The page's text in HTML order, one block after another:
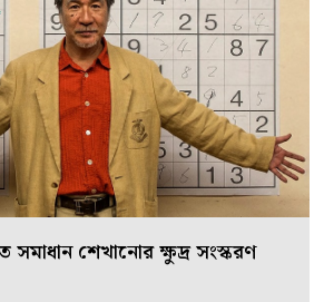
সমাধান শেখানোর ক্ষুদ্র সংস্করণ